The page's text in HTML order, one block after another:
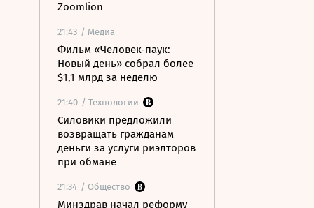
Zoomlion
21:43 / Медиа
Фильм «Человек-паук:
Новый день» собрал более
$1,1 млрд за неделю
21:40 / Технологии
Силовики предложили
возвращать гражданам
деньги за услуги риэлторов
при обмане
21:34 / Общество
Минздрав начал реформу